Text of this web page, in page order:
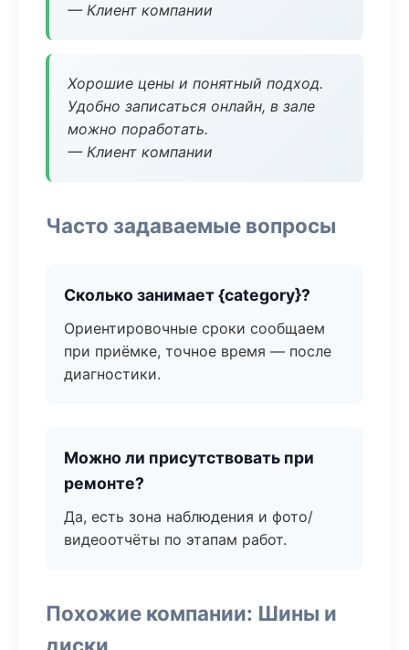
— Клиент компании
Хорошие цены и понятный подход.
Удобно записаться онлайн, в зале
можно поработать.
— Клиент компании
Часто задаваемые вопросы
Сколько занимает {category}?
Ориентировочные сроки сообщаем
при приёмке, точное время — после
диагностики.
Можно ли присутствовать при
ремонте?
Да, есть зона наблюдения и фото/
видеоотчёты по этапам работ.
Похожие компании: Шины и
диски